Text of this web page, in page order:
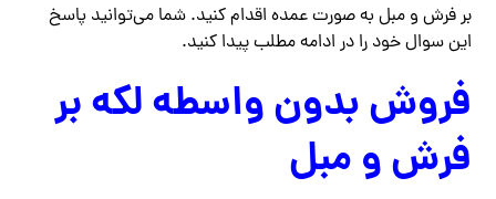
بر فرش و مبل به صورت عمده اقدام کنید. شما می‌توانید پاسخ
این سوال خود را در ادامه مطلب پیدا کنید.
فروش بدون واسطه لکه بر
فرش و مبل